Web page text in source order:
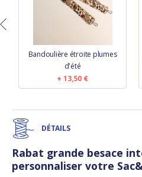
Bandoulière étroite plumes
d'été
13,50 €
DÉTAILS
Rabat grande besace
personnaliser votre